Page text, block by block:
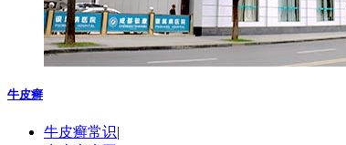
牛皮癣
牛皮癣常识|